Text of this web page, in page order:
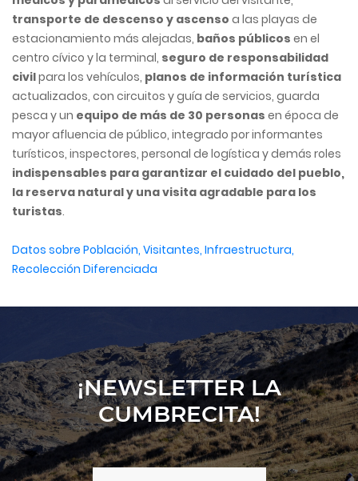
transporte de descenso y ascenso a las playas de
estacionamiento más alejadas, baños públicos en el
centro cívico y la terminal, seguro de responsabilidad
civilpara los vehículos, planos de información turística
actualizados, con circuitos y guía de servicios, guarda
pesca y un equipo de más de 30 personas en época de
mayor afluencia de público, integrado por informantes
turísticos, inspectores, personal de logística y demás roles
indispensables para garantizar el cuidado del pueblo,
la reserva natural y una visita agradable para los
turistas.
Datos sobre Población, Visitantes, Infraestructura,
Recolección Diferenciada
¡NEWSLETTER LA
CUMBRECITA!